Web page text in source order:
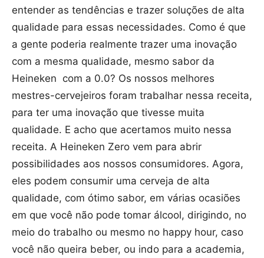
entender as tendências e trazer soluções de alta
qualidade para essas necessidades. Como é que
a gente poderia realmente trazer uma inovação
com a mesma qualidade, mesmo sabor da
Heineken com a 0.0? Os nossos melhores
mestres-cervejeiros foram trabalhar nessa receita,
para ter uma inovação que tivesse muita
qualidade. E acho que acertamos muito nessa
receita. A Heineken Zero vem para abrir
possibilidades aos nossos consumidores. Agora,
eles podem consumir uma cerveja de alta
qualidade, com ótimo sabor, em várias ocasiões
em que você não pode tomar álcool, dirigindo, no
meio do trabalho ou mesmo no happy hour, caso
você não queira beber, ou indo para a academia,